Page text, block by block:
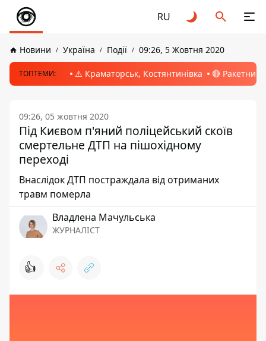
RU
Новини Україна Події 09:26, 5 Жовтня 2020
ТОПТЕМИ: ⚠️ Краматорськ, Костянтинівка 🔴 Ракетний
09:26, 05 жовтня 2020
Під Києвом п'яний поліцейський скоїв
смертельне ДТП на пішохідному
переході
Внаслідок ДТП постраждала від отриманих
травм померла
Владлена Мачульська
ЖУРНАЛІСТ
👍